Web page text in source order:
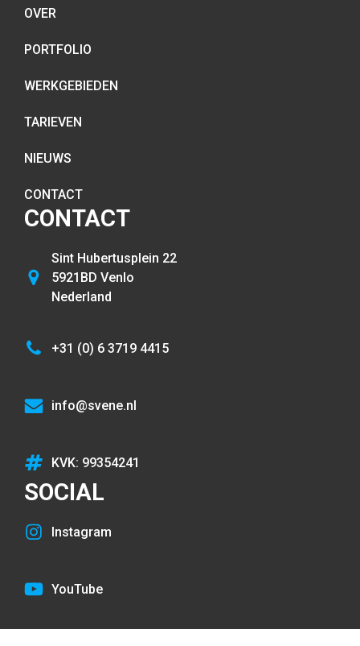
OVER
PORTFOLIO
WERKGEBIEDEN
TARIEVEN
NIEUWS
CONTACT
CONTACT
Sint Hubertusplein 22
5921BD Venlo
Nederland
+31 (0) 6 3719 4415
info@svene.nl
KVK: 99354241
SOCIAL
Instagram
YouTube